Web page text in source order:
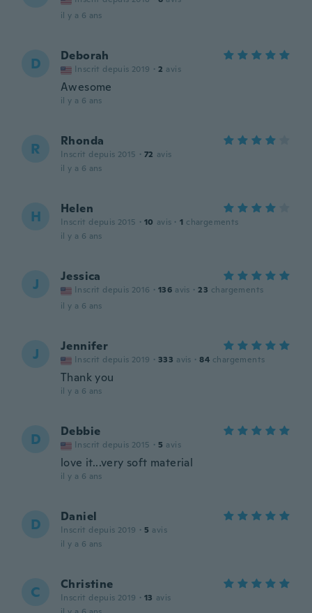
il y a 6 ans
D Deborah
Inscrit depuis 2019 · 2 avis
Awesome
il y a 6 ans
R Rhonda
Inscrit depuis 2015 · 72 avis
il y a 6 ans
H Helen
Inscrit depuis 2015 · 10 avis · 1 chargements
il y a 6 ans
J Jessica
Inscrit depuis 2016 · 136 avis · 23 chargements
il y a 6 ans
J Jennifer
Inscrit depuis 2019 · 333 avis · 84 chargements
Thank you
il y a 6 ans
D Debbie
Inscrit depuis 2015 · 5 avis
love it...very soft material
il y a 6 ans
D Daniel
Inscrit depuis 2019 · 5 avis
il y a 6 ans
C Christine
Inscrit depuis 2019 · 13 avis